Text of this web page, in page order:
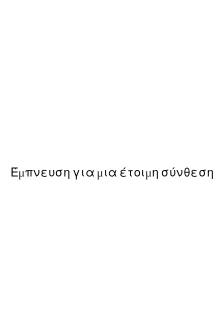
Έμπνευση για μια έτοιμη σύνθεση